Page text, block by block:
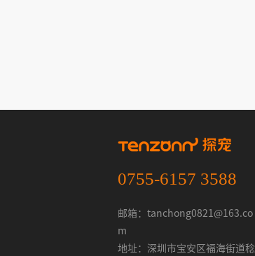
0755-6157 3588
邮箱：tanchong0821@163.co
m
地址：深圳市宝安区福海街道稔